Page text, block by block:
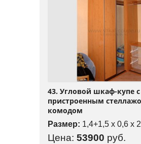
43. Угловой шкаф-купе с
пристроенным
комодом
Размер: 1,4+1,5 x 0,6 x
Цена: 53900 руб.